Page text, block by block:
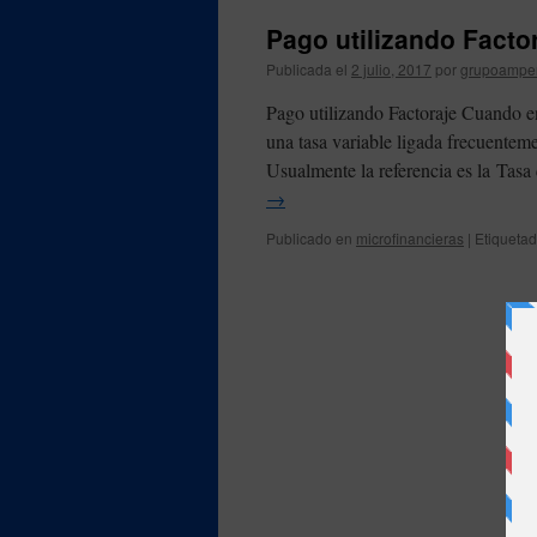
Pago utilizando
Publicada el 2 julio, 2017 por
Pago utilizando Factoraje Cuando
una tasa variable ligada
Usualmente la referencia es la
→
Publicado en microfinancieras |